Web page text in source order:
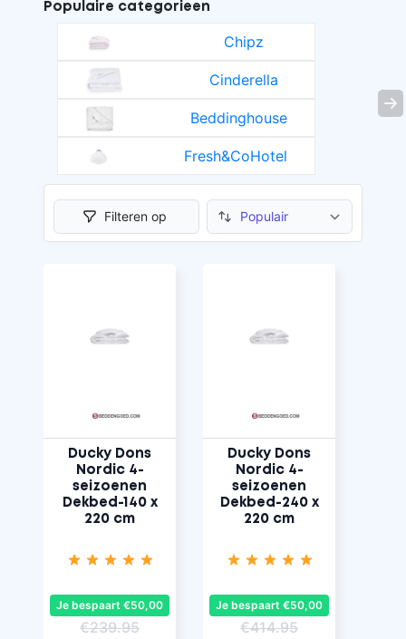
Populaire categorieen
Chipz
Cinderella
Beddinghouse
Fresh&CoHotel
Filteren op
Ducky Dons
Nordic 4-
seizoenen
Dekbed-140 x
220 cm
Je bespaart €50,00
€239.95
Ducky Dons
Nordic 4-
seizoenen
Dekbed-240 x
220 cm
Je bespaart €50,00
€414.95